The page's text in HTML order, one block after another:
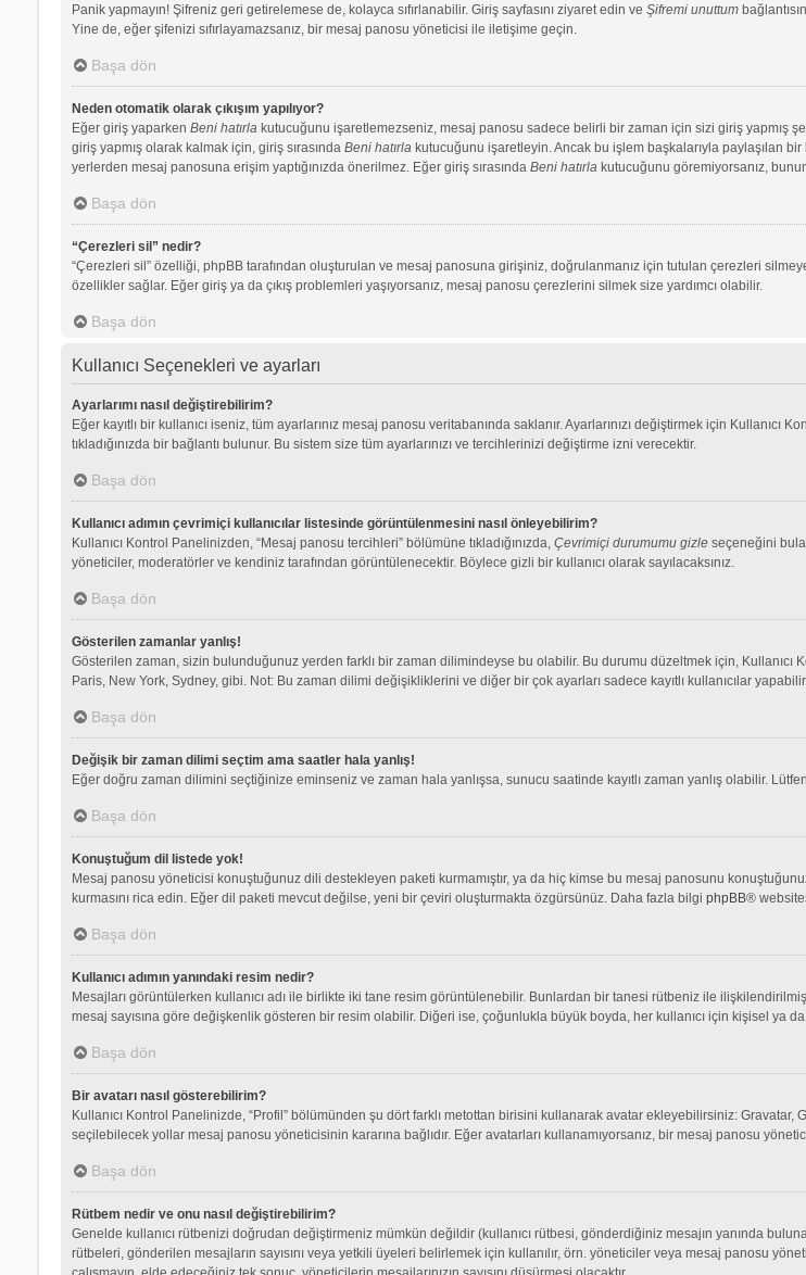
Panik yapmayın! Şifreniz geri getirelemese de, kolayca sıfırlanabilir. Giriş sayfasını ziyaret edin ve Şifremi unuttum
Yine de, eğer şifenizi sıfırlayamazsanız, bir mesaj panosu yöneticisi ile iletişime geçin.
Başa dön
Neden otomatik olarak çıkışım yapılıyor?
Eğer giriş yaparken Beni hatırlakutucuğunu işaretlemezseniz, mesaj panosu sadece belirli bir zaman için sizi giriş yapmış
giriş yapmış olarak kalmak için, giriş sırasında Beni hatırlakutucuğunu işaretleyin. Ancak bu işlem başkalarıyla paylaşılan
yerlerden mesaj panosuna erişim yaptığınızda önerilmez. Eğer giriş sırasında Beni hatırlakutucuğunu göremiyorsanız,
Başa dön
“Çerezleri sil” nedir?
“Çerezleri sil” özelliği, phpBB tarafından oluşturulan ve mesaj panosuna girişiniz, doğrulanmanız için tutulan çerezleri
özellikler sağlar. Eğer giriş ya da çıkış problemleri yaşıyorsanız, mesaj panosu çerezlerini silmek size yardımcı olabilir.
Başa dön
Kullanıcı Seçenekleri ve ayarları
Ayarlarımı nasıl değiştirebilirim?
Eğer kayıtlı bir kullanıcı iseniz, tüm ayarlarınız mesaj panosu veritabanında saklanır. Ayarlarınızı değiştirmek için Kullanıcı
tıkladığınızda bir bağlantı bulunur. Bu sistem size tüm ayarlarınızı ve tercihlerinizi değiştirme izni verecektir.
Başa dön
Kullanıcı adımın çevrimiçi kullanıcılar listesinde görüntülenmesini nasıl önleyebilirim?
Kullanıcı Kontrol Panelinizden, “Mesaj panosu tercihleri” bölümüne tıkladığınızda, Çevrimiçi durumumu gizleseçeneğini
yöneticiler, moderatörler ve kendiniz tarafından görüntülenecektir. Böylece gizli bir kullanıcı olarak sayılacaksınız.
Başa dön
Gösterilen zamanlar yanlış!
Gösterilen zaman, sizin bulunduğunuz yerden farklı bir zaman dilimindeyse bu olabilir. Bu durumu düzeltmek için,
Paris, New York, Sydney, gibi. Not: Bu zaman dilimi değişikliklerini ve diğer bir çok ayarları sadece kayıtlı kullanıcılar
Başa dön
Değişik bir zaman dilimi seçtim ama saatler hala yanlış!
Eğer doğru zaman dilimini seçtiğinize eminseniz ve zaman hala yanlışsa, sunucu saatinde kayıtlı zaman yanlış olabilir.
Başa dön
Konuştuğum dil listede yok!
Mesaj panosu yöneticisi konuştuğunuz dili destekleyen paketi kurmamıştır, ya da hiç kimse bu mesaj panosunu
kurmasını rica edin. Eğer dil paketi mevcut değilse, yeni bir çeviri oluşturmakta özgürsünüz. Daha fazla bilgi phpBB®
Başa dön
Kullanıcı adımın yanındaki resim nedir?
Mesajları görüntülerken kullanıcı adı ile birlikte iki tane resim görüntülenebilir. Bunlardan bir tanesi rütbeniz ile
mesaj sayısına göre değişkenlik gösteren bir resim olabilir. Diğeri ise, çoğunlukla büyük boyda, her kullanıcı için kişisel ya
Başa dön
Bir avatarı nasıl gösterebilirim?
Kullanıcı Kontrol Panelinizde, “Profil” bölümünden şu dört farklı metottan birisini kullanarak avatar ekleyebilirsiniz:
seçilebilecek yollar mesaj panosu yöneticisinin kararına bağlıdır. Eğer avatarları kullanamıyorsanız, bir mesaj panosu
Başa dön
Rütbem nedir ve onu nasıl değiştirebilirim?
Genelde kullanıcı rütbenizi doğrudan değiştirmeniz mümkün değildir (kullanıcı rütbesi, gönderdiğiniz mesajın yanında
rütbeleri, gönderilen mesajların sayısını veya yetkili üyeleri belirlemek için kullanılır, örn. yöneticiler veya mesaj panosu